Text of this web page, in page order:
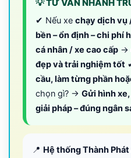
💡 TƯ VẤN NHANH
✔ Nếu xe chạy dịch vụ
bền – ổn định – chi phí
cá nhân / xe cao cấp →
đẹp và trải nghiệm tốt
cầu, làm từng phần
chọn gì? → Gửi hình
giải pháp – đúng ngân
📍 Hệ thống Thành